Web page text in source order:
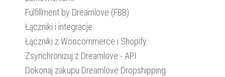
Fulfillment by Dreamlove (FBB)
Łączniki i integracje
Łączniki z Woocommerce i Shopify.
Zsynchronizuj z Dreamlove - API
Dokonaj zakupu Dreamlove Dropshipping